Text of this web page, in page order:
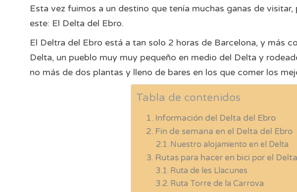
Esta vez fuimos a un destino que tenía muchas ganas de
este: El Delta del Ebro.
El Deltra del Ebro está a tan solo 2 horas de Barcelona, y más
Delta, un pueblo muy muy pequeño en medio del Delta y
no más de dos plantas y lleno de bares en los que comer los
Tabla de contenidos
Información del Delta del Ebro
Fin de semana en el Delta del Ebro
Nuestro alojamiento en el Delta
Rutas para hacer en bici por el
Ruta de les Llacunes
Ruta Torre de la Carrova